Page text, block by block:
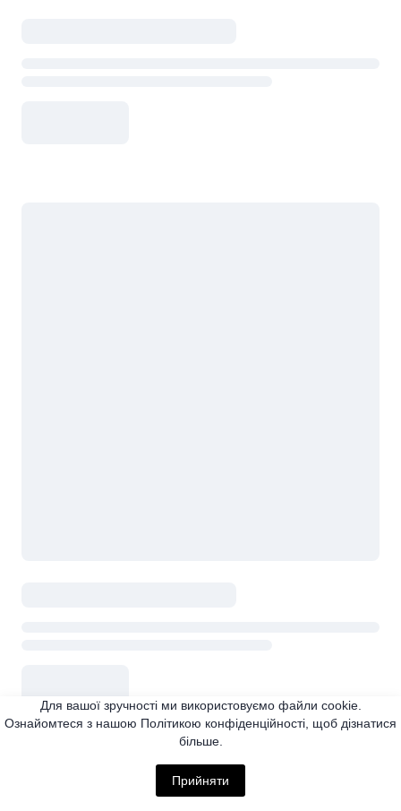
Для вашої зручності ми використовуємо файли cookie.
Ознайомтеся з нашою Політикою конфіденційності, щоб дізнатися
більше.
Прийняти